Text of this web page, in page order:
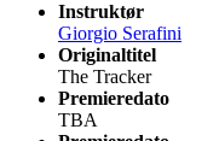
Instruktør
Giorgio Serafini
Originaltitel
The Tracker
Premieredato
TBA